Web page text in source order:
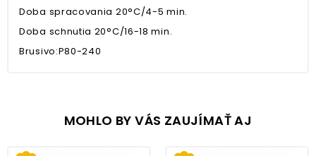
Doba spracovania 20°C/4-5 min.
Doba schnutia 20°C/16-18 min.
Brusivo:P80-240
MOHLO BY VÁS ZAUJÍMAŤ AJ